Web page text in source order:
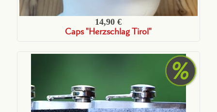
14,90 €
Caps "Herzschlag Tirol"